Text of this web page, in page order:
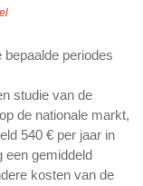
periodes
studie van de
de nationale markt,
540 € per jaar in
een gemiddeld
kosten van de